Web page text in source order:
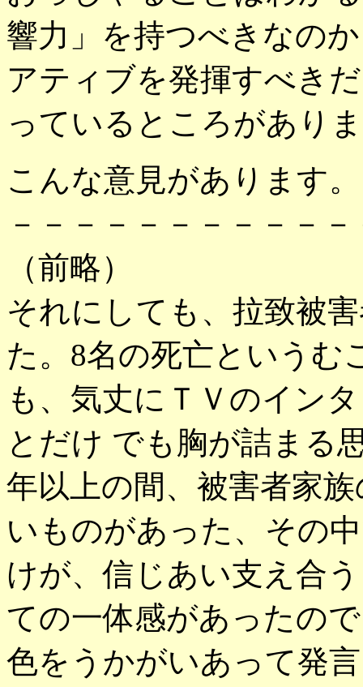
響力」を持つべきなの
アティブを発揮すべき
っているところがあり
こんな意見があります。
－－－－－－－－－－
（前略）
それにしても、拉致被
た。8名の死亡というむ
も、気丈にＴＶのイン
とだけ でも胸が詰まる
年以上の間、被害者家
いものがあった、その
けが、信じあい支え合
ての一体感があったの
色をうかがいあって発